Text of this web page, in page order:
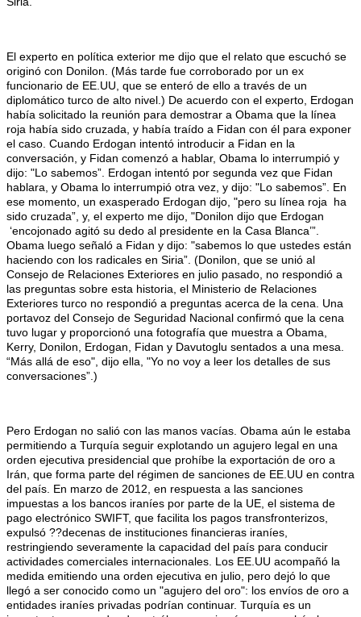
El experto en política exterior me dijo que el relato que escuchó se
originó con Donilon. (Más tarde fue corroborado por un ex
funcionario de EE.UU, que se enteró de ello a través de un
diplomático turco de alto nivel.) De acuerdo con el experto, Erdogan
había solicitado la reunión para demostrar a Obama que la línea
roja había sido cruzada, y había traído a Fidan con él para exponer
el caso. Cuando Erdogan intentó introducir a Fidan en la
conversación, y Fidan comenzó a hablar, Obama lo interrumpió y
dijo: "Lo sabemos”. Erdogan intentó por segunda vez que Fidan
hablara, y Obama lo interrumpió otra vez, y dijo: "Lo sabemos”. En
ese momento, un exasperado Erdogan dijo, "pero su línea roja ha
sido cruzada”, y, el experto me dijo, "Donilon dijo que Erdogan
‘encojonado agitó su dedo al presidente en la Casa Blanca’”.
Obama luego señaló a Fidan y dijo: "sabemos lo que ustedes están
haciendo con los radicales en Siria”. (Donilon, que se unió al
Consejo de Relaciones Exteriores en julio pasado, no respondió a
las preguntas sobre esta historia, el Ministerio de Relaciones
Exteriores turco no respondió a preguntas acerca de la cena. Una
portavoz del Consejo de Seguridad Nacional confirmó que la cena
tuvo lugar y proporcionó una fotografía que muestra a Obama,
Kerry, Donilon, Erdogan, Fidan y Davutoglu sentados a una mesa.
“Más allá de eso", dijo ella, "Yo no voy a leer los detalles de sus
conversaciones”.)
Pero Erdogan no salió con las manos vacías. Obama aún le estaba
permitiendo a Turquía seguir explotando un agujero legal en una
orden ejecutiva presidencial que prohíbe la exportación de oro a
Irán, que forma parte del régimen de sanciones de EE.UU en contra
del país. En marzo de 2012, en respuesta a las sanciones
impuestas a los bancos iraníes por parte de la UE, el sistema de
pago electrónico SWIFT, que facilita los pagos transfronterizos,
expulsó ??decenas de instituciones financieras iraníes,
restringiendo severamente la capacidad del país para conducir
actividades comerciales internacionales. Los EE.UU acompañó la
medida emitiendo una orden ejecutiva en julio, pero dejó lo que
llegó a ser conocido como un "agujero del oro": los envíos de oro a
entidades iraníes privadas podrían continuar. Turquía es un